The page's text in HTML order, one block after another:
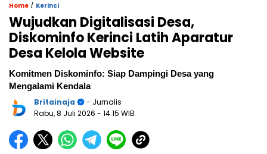
Home / Kerinci
Wujudkan Digitalisasi Desa,
Diskominfo Kerinci Latih Aparatur
Desa Kelola Website
Komitmen Diskominfo: Siap Dampingi Desa yang
Mengalami Kendala
Britainaja
- Jurnalis
Rabu, 8 Juli 2026 - 14:15 WIB